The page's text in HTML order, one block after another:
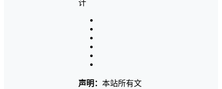
声明： 本站所有文